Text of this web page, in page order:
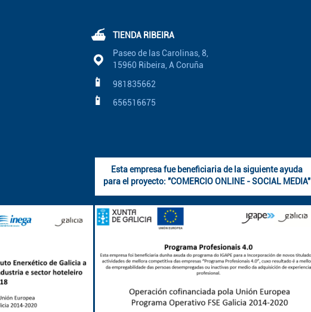
⛴
TIENDA RIBEIRA
Paseo de las Carolinas, 8,
15960 Ribeira, A Coruña
📱 981835662
📱 656516675
Esta empresa fue beneficiaria de la siguiente ayuda
para el proyecto: "COMERCIO ONLINE - SOCIAL MEDIA"